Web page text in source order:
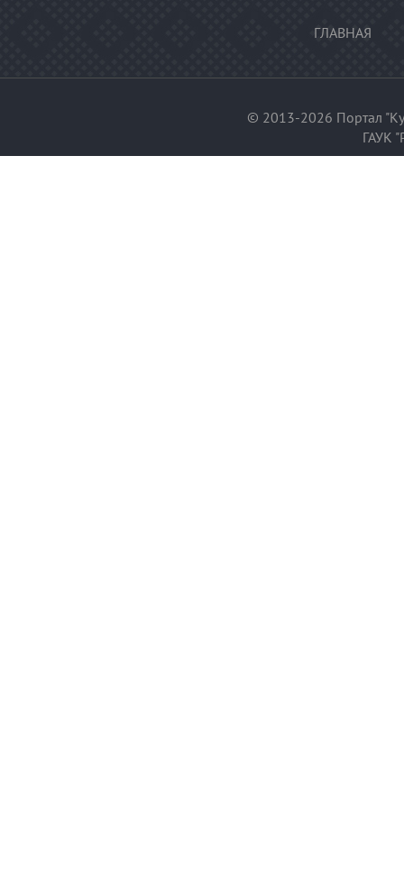
ГЛАВНАЯ
© 2013-2026 Портал
ГАУК